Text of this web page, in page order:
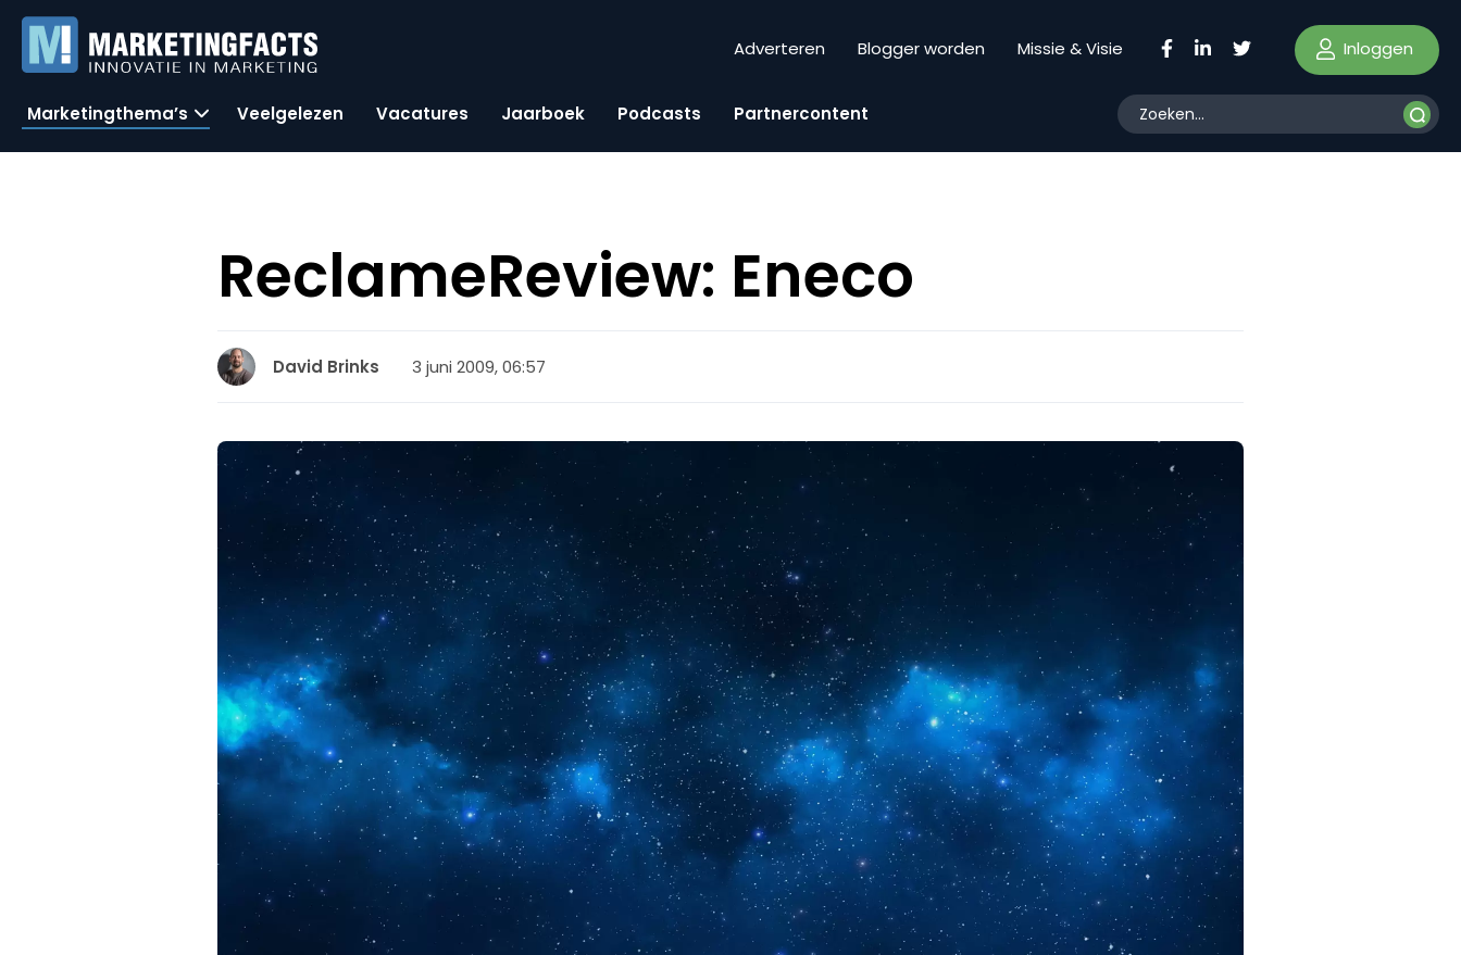
Adverteren Blogger worden Missie & Visie Inloggen
Marketingthema’s Veelgelezen Vacatures Jaarboek Podcasts Partnercontent
ReclameReview: Eneco
David Brinks 3 juni 2009, 06:57